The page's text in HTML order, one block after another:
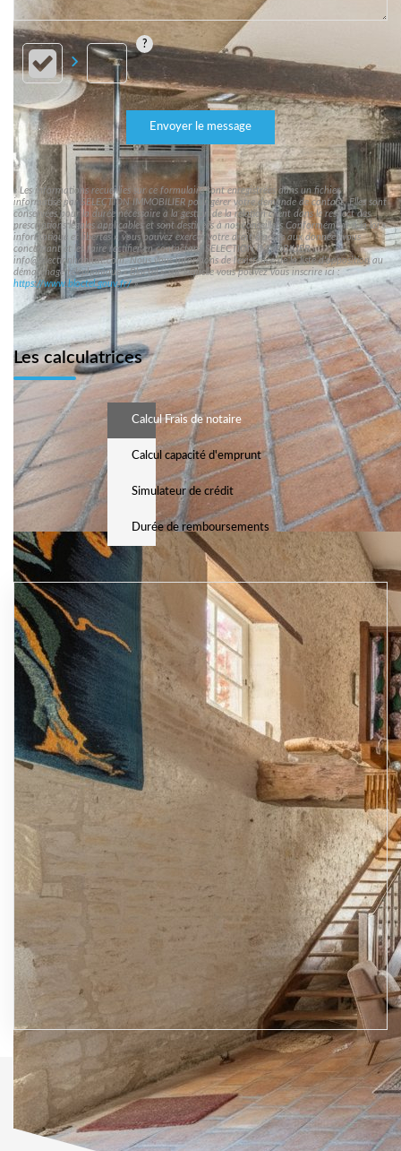
Envoyer le message
« Les informations recueillies sur ce formulaire sont enregistrées dans un fichier
informatisé par SELECTION IMMOBILIER pour gérer votre demande de contact. Elles sont
conservées pour la durée nécessaire à la gestion de la relation client dans le respect des
prescriptions légales applicables et sont destinées à nos conseillers Conformément à la loi «
informatique et libertés », vous pouvez exercer votre droit d'accès aux données vous
concernant et les faire rectifier en contactant SELECTION IMMOBILIER
info@selectionhabitat.com. Nous vous informons de l'existence de la liste d'opposition au
démarchage téléphonique « Bloctel », sur laquelle vous pouvez vous inscrire ici :
https://www.bloctel.gouv.fr/»
Les calculatrices
Calcul Frais de notaire
Calcul capacité d'emprunt
Simulateur de crédit
Durée de remboursements